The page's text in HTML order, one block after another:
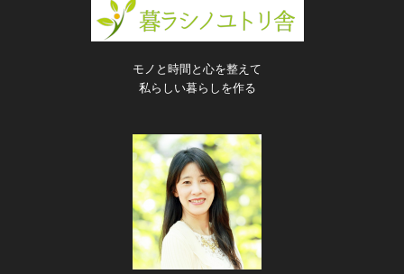
モノと時間と心を整えて
私らしい暮らしを作る